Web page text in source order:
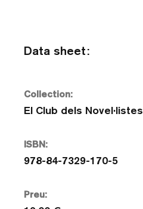
Data sheet:
Collection:
El Club dels Novel·listes
ISBN:
978-84-7329-170-5
Preu: